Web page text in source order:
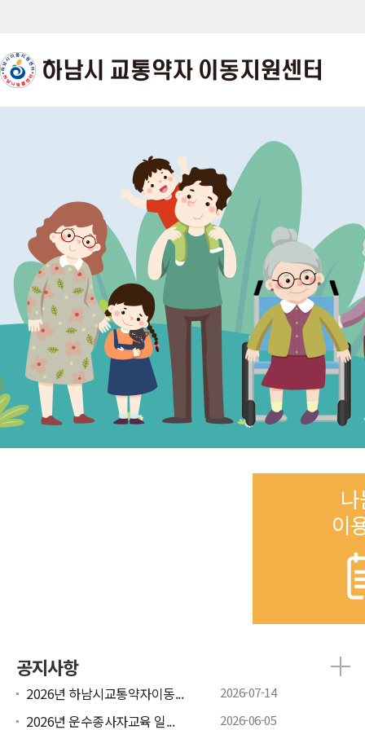
이
공지사항
2026년 하남시교통약자이동... 2026-07-14
2026년 운수종사자교육 일... 2026-06-05